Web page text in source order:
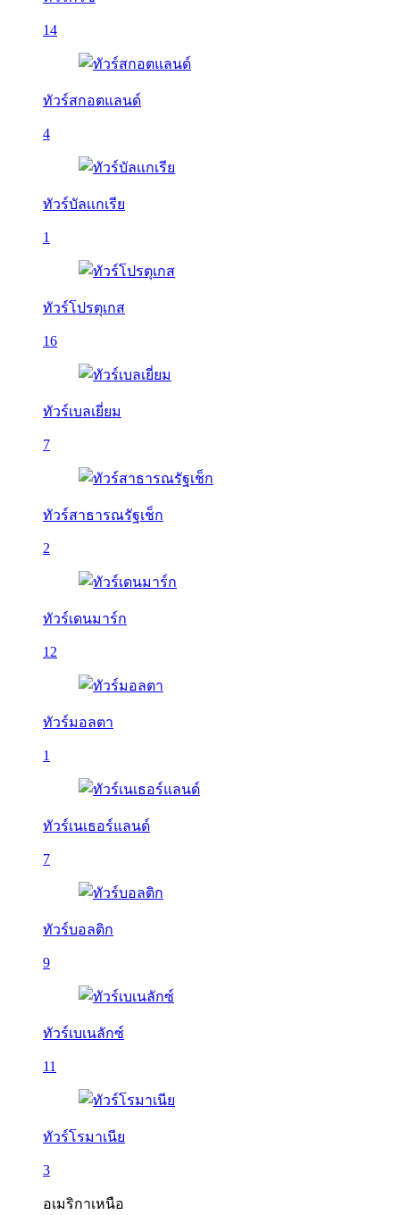
14
ทัวร์สกอตแลนด์
4
ทัวร์บัลเเกเรีย
1
ทัวร์โปรตุเกส
16
ทัวร์เบลเยี่ยม
7
ทัวร์สาธารณรัฐเช็ก
2
ทัวร์เดนมาร์ก
12
ทัวร์มอลตา
1
ทัวร์เนเธอร์แลนด์
7
ทัวร์บอลติก
9
ทัวร์เบเนลักซ์
11
ทัวร์โรมาเนีย
3
อเมริกาเหนือ